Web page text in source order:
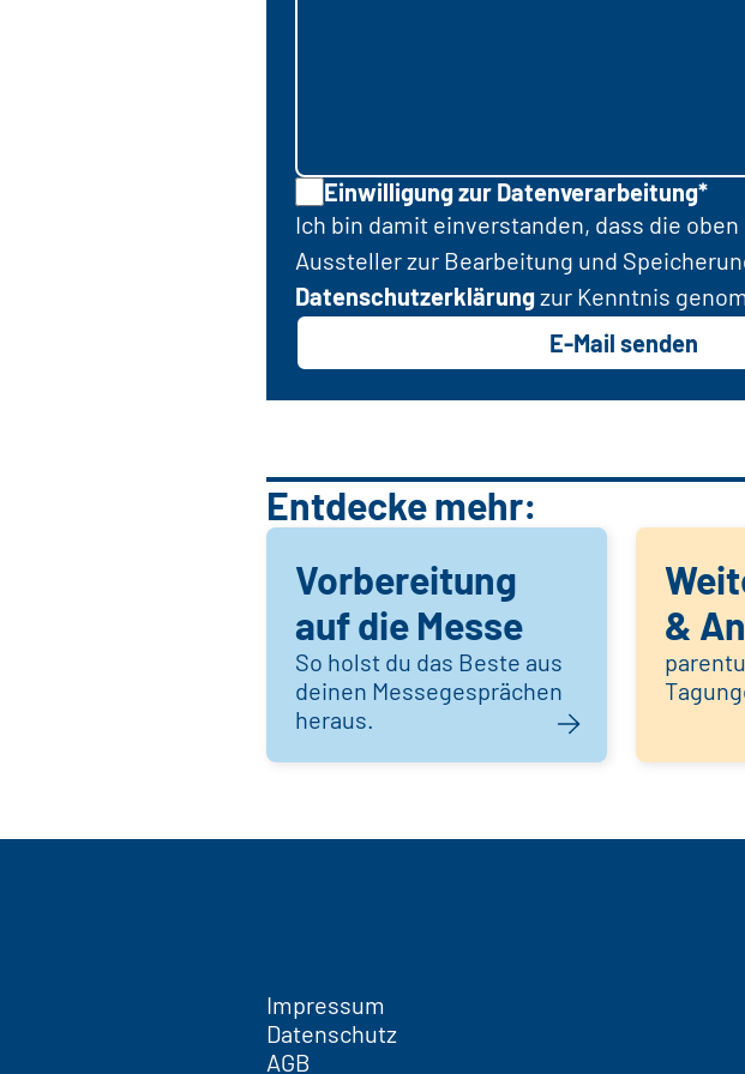
Einwilligung zur Datenverarbeitung*
Ich bin damit einverstanden, dass die
Aussteller zur Bearbeitung und
Datenschutzerklärungzur Kenntnis
E-Mail senden
Entdecke mehr:
Vorbereitung
auf die Messe
So holst du das Beste aus
deinen Messegesprächen
heraus.
&
Impressum
Datenschutz
AGB